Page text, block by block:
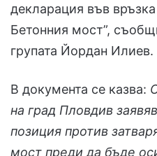
декларация във
Бетонния мост”,
групата Йордан Илиев.
В документа се казва:
на град Пловдив
позиция против
мост преди да бъде